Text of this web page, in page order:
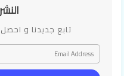
تابع جديدنا و احصل